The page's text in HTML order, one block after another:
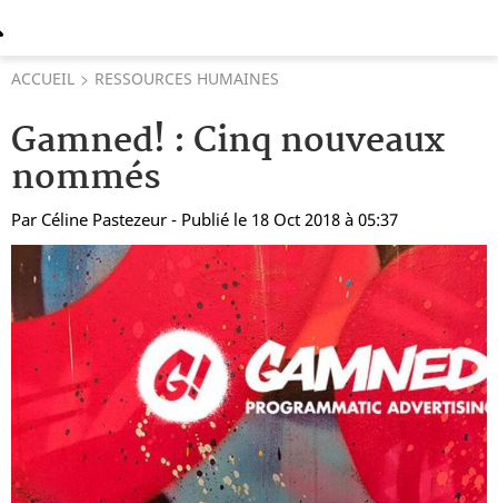
ACCUEIL RESSOURCES HUMAINES
Gamned! : Cinq nouveaux
nommés
Par Céline Pastezeur - Publié le 18 Oct 2018 à 05:37